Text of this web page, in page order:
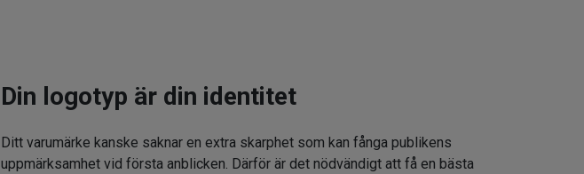
Din logotyp är din identitet
Ditt varumärke kanske saknar en extra skarphet som kan fånga publikens
uppmärksamhet vid första anblicken. Därför är det nödvändigt att få en bästa